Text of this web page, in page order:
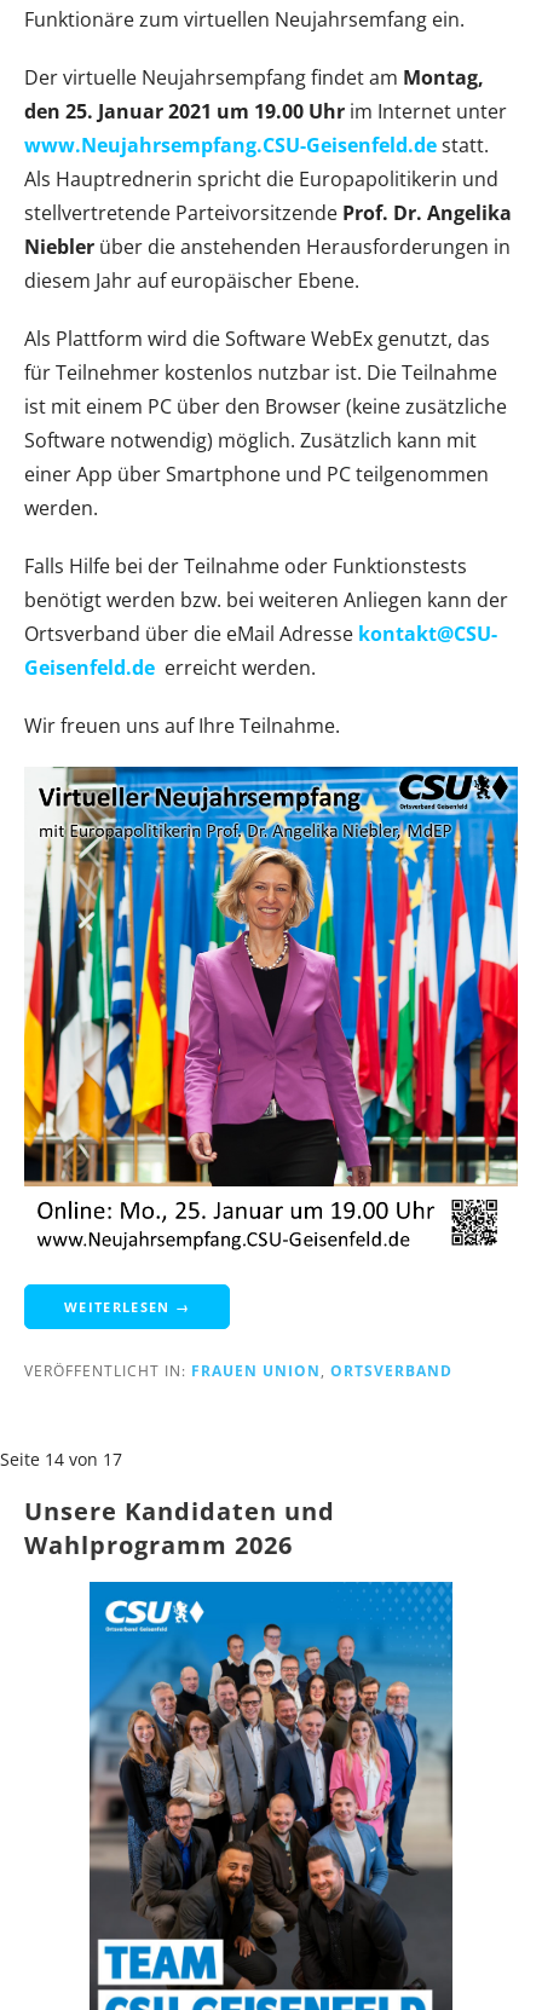
Funktionäre zum virtuellen Neujahrsemfang ein.
Der virtuelle Neujahrsempfang findet am Montag,
den 25. Januar 2021 um 19.00 Uhr im Internet unter
www.Neujahrsempfang.CSU-Geisenfeld.destatt.
Als Hauptrednerin spricht die Europapolitikerin und
stellvertretende Parteivorsitzende Prof. Dr. Angelika
Niebler über die anstehenden Herausforderungen in
diesem Jahr auf europäischer Ebene.
Als Plattform wird die Software WebEx genutzt, das
für Teilnehmer kostenlos nutzbar ist. Die Teilnahme
ist mit einem PC über den Browser (keine zusätzliche
Software notwendig) möglich. Zusätzlich kann mit
einer App über Smartphone und PC teilgenommen
werden.
Falls Hilfe bei der Teilnahme oder Funktionstests
benötigt werden bzw. bei weiteren Anliegen kann der
Ortsverband über die eMail Adresse kontakt@CSU-
Geisenfeld.de erreicht werden.
Wir freuen uns auf Ihre Teilnahme.
WEITERLESEN →
VERÖFFENTLICHT IN: FRAUEN UNION ORTSVERBAND
Beitrag
Seite 14 von 17
Unsere Kandidaten und
Wahlprogramm 2026